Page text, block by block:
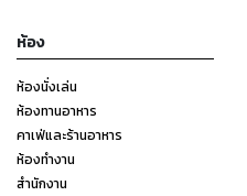
ห้อง
ห้องนั่งเล่น
ห้องทานอาหาร
คาเฟ่และร้านอาหาร
ห้องทำงาน
สำนักงาน